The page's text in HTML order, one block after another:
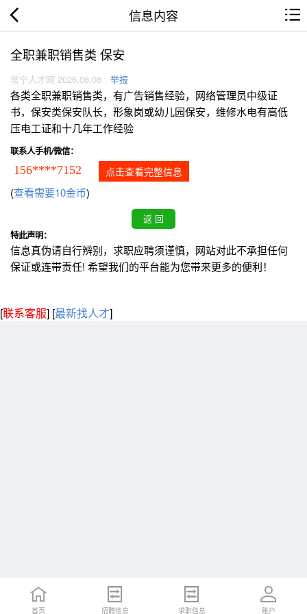
信息内容
全职兼职销售类 保安
常宁人才网 2026.08.08 举报
各类全职兼职销售类，有广告销售经验，网络管理员中级证
书，保安类保安队长，形象岗或幼儿园保安，维修水电有高低
压电工证和十几年工作经验
联系人手机/微信：
156****7152 点击查看完整信息
(查看需要10金币)
特此声明：
信息真伪请自行辨别，求职应聘须谨慎，网站对此不承担任何
保证或连带责任! 希望我们的平台能为您带来更多的便利！
[联系客服] [最新找人才]
首页 招聘信息 求职信息 账户